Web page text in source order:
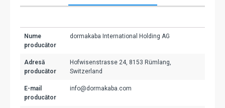
Nume
producător
dormakaba International Holding AG
Adresă
producător
Hofwisenstrasse 24, 8153 Rümlang,
Switzerland
E-mail
producător
info@dormakaba.com